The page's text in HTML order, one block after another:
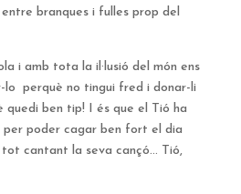
entre branques i fulles prop del
i amb tota la il·lusió del món ens
perquè no tingui fred i donar-li
quedi ben tip! I és que el Tió ha
poder cagar ben fort el dia
tot cantant la seva cançó… Tió,